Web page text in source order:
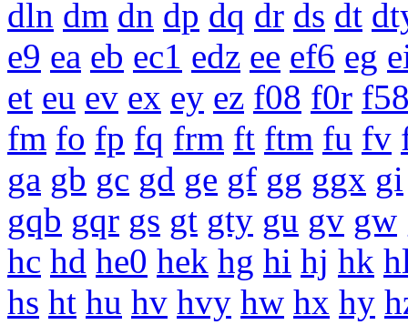
dln dm dn dp dq dr ds dt
e9 ea eb ec1 edz ee ef6 eg
et eu ev ex ey ez f08 f0r
fm fo fp fq frm ft ftm fu fv
ga gb gc gd ge gf gg ggx gi
gqb gqr gs gt gty gu gv gw
hc hd he0 hek hg hi hj hk
hs ht hu hv hvy hw hx hy